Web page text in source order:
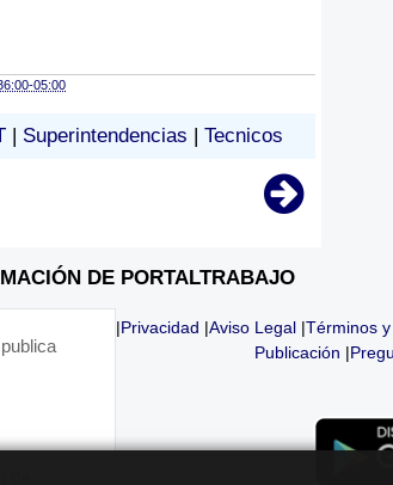
05:00
| Superintendencias | Tecnicos
DE PORTALTRABAJO
|Privacidad |Aviso Legal |Términos
Publicación |